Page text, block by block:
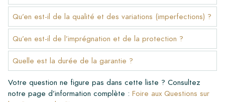
Qu’en est-il de la qualité et des variations (imperfections) ?
Qu’en est-il de l’imprégnation et de la protection ?
Quelle est la durée de la garantie ?
Votre question ne figure pas dans cette liste ? Consultez
notre page d’information complète : Foire aux Questions sur